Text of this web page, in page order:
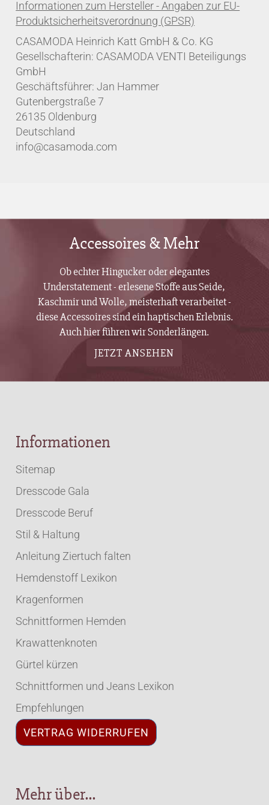
CASAMODA Heinrich Katt GmbH & Co. KG
Gesellschafterin: CASAMODA VENTI Beteiligungs
GmbH
Geschäftsführer: Jan Hammer
Gutenbergstraße 7
26135 Oldenburg
Deutschland
info@casamoda.com
Accessoires & Mehr
Ob echter Hingucker oder elegantes
Understatement - erlesene Stoffe aus Seide,
Kaschmir und Wolle, meisterhaft verarbeitet -
diese Accessoires sind ein haptischen Erlebnis.
Auch hier führen wir Sonderlängen.
JETZT ANSEHEN
Informationen
Sitemap
Dresscode Gala
Dresscode Beruf
Stil & Haltung
Anleitung Ziertuch falten
Hemdenstoff Lexikon
Kragenformen
Schnittformen Hemden
Krawattenknoten
Gürtel kürzen
Schnittformen und Jeans Lexikon
Empfehlungen
VERTRAG WIDERRUFEN
Mehr über...